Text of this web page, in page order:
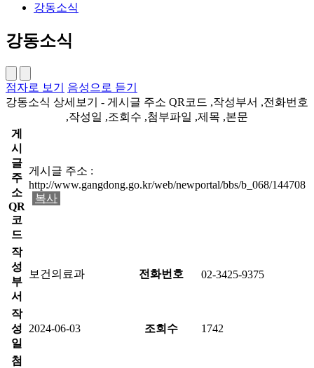
강동소식
강동소식
점자로 보기
음성으로 듣기
강동소식 상세보기 - 게시글 주소 QR코드 ,작성부서 ,전화번호
,작성일 ,조회수 ,첨부파일 ,제목 ,본문
게
시
글
주
소
QR
코
드
게시글 주소 :
http://www.gangdong.go.kr/web/newportal/bbs/b_068/144708
복사
작
성
부
서
보건의료과 전화번호 02-3425-9375
작
성
일
2024-06-03 조회수 1742
첨